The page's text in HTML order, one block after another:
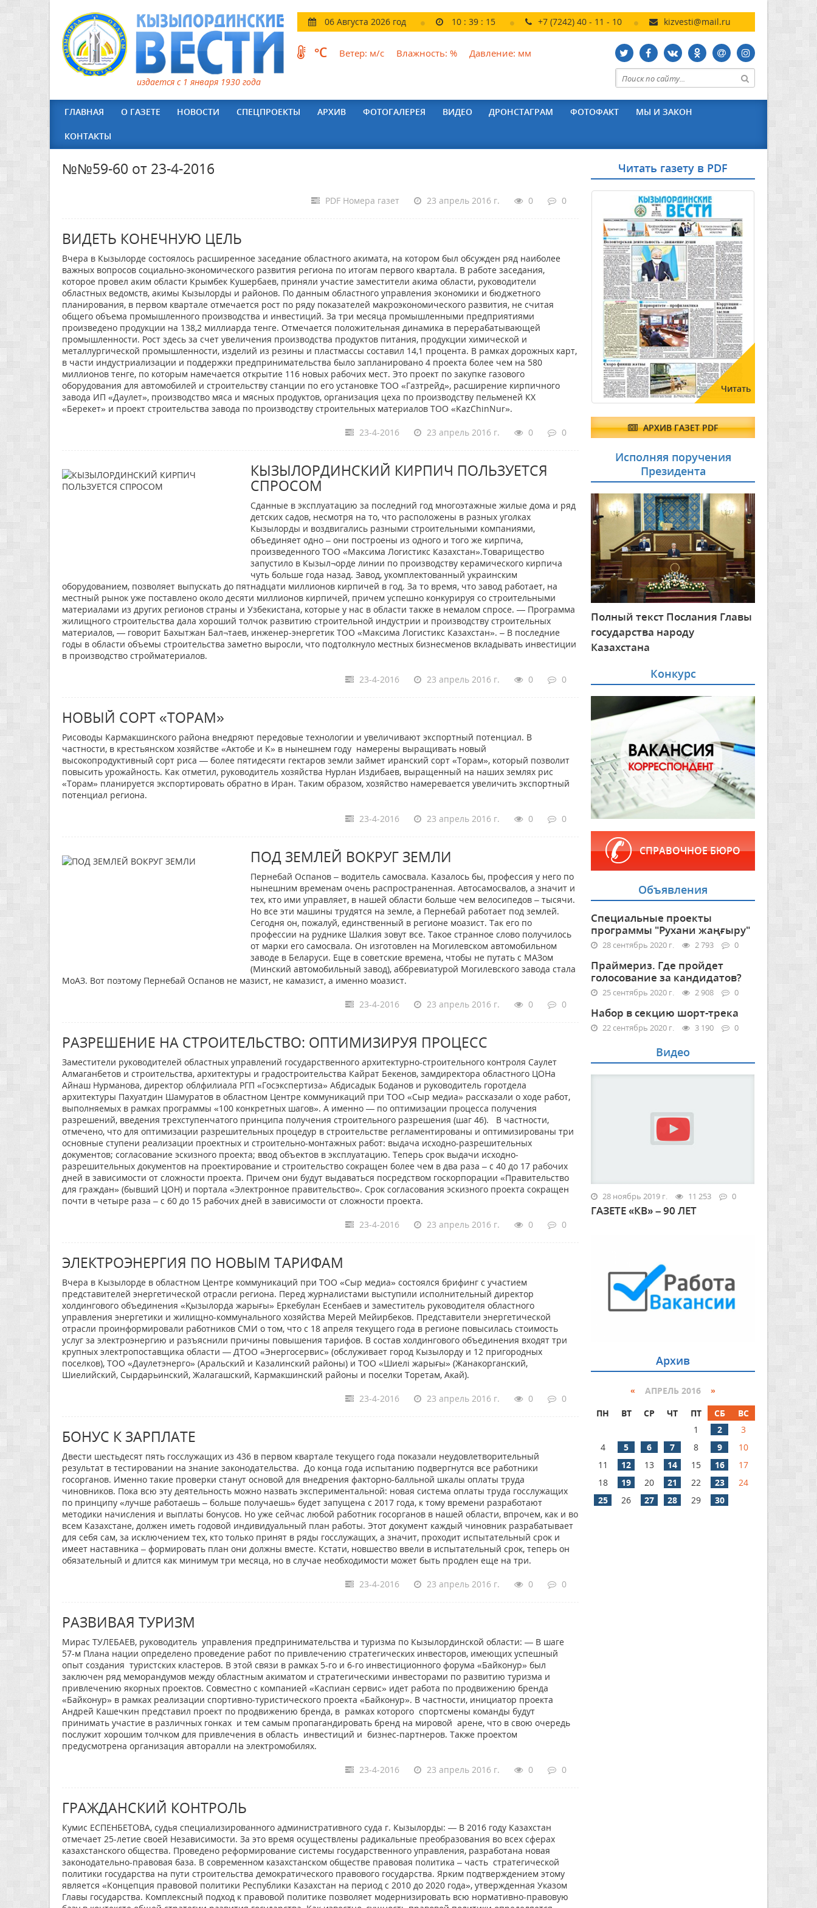
издается с 1 января 1930 года
06 Августа 2026 год 10 : 39 : 16 +7 (7242) 40 - 11 - 10 kizvesti@mail.ru
°C Ветер: м/с Влажность: % Давление: мм
ГЛАВНАЯ О ГАЗЕТЕ НОВОСТИ СПЕЦПРОЕКТЫ АРХИВ ФОТОГАЛЕРЕЯ ВИДЕО ДРОНСТАГРАМ ФОТОФАКТ МЫ И ЗАКОН
КОНТАКТЫ
№№59-60 от 23-4-2016
PDF Номера газет 23 апрель 2016 г. 0 0
ВИДЕТЬ КОНЕЧНУЮ ЦЕЛЬ
Вчера в Кызылорде состоялось расширенное заседание областного акимата, на котором был обсужден ряд наиболее
важных вопросов социально-экономического развития региона по итогам первого квартала. В работе заседания,
которое провел аким области Крымбек Кушербаев, приняли участие заместители акима области, руководители
областных ведомств, акимы Кызылорды и районов. По данным областного управления экономики и бюджетного
планирования, в первом квартале отмечается рост по ряду показателей макроэкономического развития, не считая
общего объема промышленного производства и инвестиций. За три месяца промышленными предприятиями
произведено продукции на 138,2 миллиарда тенге. Отмечается положительная динамика в перерабатывающей
промышленности. Рост здесь за счет увеличения производства продуктов питания, продукции химической и
металлургической промышленности, изделий из резины и пластмассы составил 14,1 процента. В рамках дорожных карт,
в части индустриализации и поддержки предпринимательства было запланировано 4 проекта более чем на 580
миллионов тенге, по которым намечается открытие 116 новых рабочих мест. Это проект по закупке газового
оборудования для автомобилей и строительству станции по его установке ТОО «Газтрейд», расширение кирпичного
завода ИП «Даулет», производство мяса и мясных продуктов, организация цеха по производству пельменей КХ
«Берекет» и проект строительства завода по производству строительных материалов ТОО «KazChinNur».
23-4-2016 23 апрель 2016 г. 0 0
КЫЗЫЛОРДИНСКИЙ КИРПИЧ ПОЛЬЗУЕТСЯ
СПРОСОМ
Сданные в эксплуатацию за последний год многоэтажные жилые дома и ряд
детских садов, несмотря на то, что расположены в разных уголках
Кызылорды и воздвигались разными строительными компаниями,
объединяет одно – они построены из одного и того же кирпича,
произведенного ТОО «Максима Логистикс Казахстан».Товарищество
запустило в Кызыл¬орде линии по производству керамического кирпича
чуть больше года назад. Завод, укомплектованный украинским
оборудованием, позволяет выпускать до пятнадцати миллионов кирпичей в год. За то время, что завод работает, на
местный рынок уже поставлено около десяти миллионов кирпичей, причем успешно конкурируя со строительными
материалами из других регионов страны и Узбекистана, которые у нас в области также в немалом спросе. — Программа
жилищного строительства дала хороший толчок развитию строительной индустрии и производству строительных
материалов, — говорит Бахытжан Бал¬таев, инженер-энергетик ТОО «Максима Логистикс Казахстан». – В последние
годы в области объемы строительства заметно выросли, что подтолкнуло местных бизнесменов вкладывать инвестиции
в производство стройматериалов.
23-4-2016 23 апрель 2016 г. 0 0
НОВЫЙ СОРТ «ТОРАМ»
Рисоводы Кармакшинского района внедряют передовые технологии и увеличивают экспортный потенциал. В
частности, в крестьянском хозяйстве «Актобе и К» в нынешнем году намерены выращивать новый
высокопродуктивный сорт риса — более пятидесяти гектаров земли займет иранский сорт «Торам», который позволит
повысить урожайность. Как отметил, руководитель хозяйства Нурлан Издибаев, выращенный на наших землях рис
«Торам» планируется экспортировать обратно в Иран. Таким образом, хозяйство намеревается увеличить экспортный
потенциал региона.
23-4-2016 23 апрель 2016 г. 0 0
ПОД ЗЕМЛЕЙ ВОКРУГ ЗЕМЛИ
Пернебай Оспанов – водитель самосвала. Казалось бы, профессия у него по
нынешним временам очень распространенная. Автосамосвалов, а значит и
тех, кто ими управляет, в нашей области больше чем велосипедов – тысячи.
Но все эти машины трудятся на земле, а Пернебай работает под землей.
Сегодня он, пожалуй, единственный в регионе моазист. Так его по
профессии на руднике Шалкия зовут все. Такое странное слово получилось
от марки его самосвала. Он изготовлен на Могилевском автомобильном
заводе в Беларуси. Еще в советские времена, чтобы не путать с МАЗом
(Минский автомобильный завод), аббревиатурой Могилевского завода стала
МоАЗ. Вот поэтому Пернебай Оспанов не мазист, не камазист, а именно моазист.
23-4-2016 23 апрель 2016 г. 0 0
РАЗРЕШЕНИЕ НА СТРОИТЕЛЬСТВО: ОПТИМИЗИРУЯ ПРОЦЕСС
Заместители руководителей областных управлений государственного архитектурно-строительного контроля Саулет
Алмаганбетов и строительства, архитектуры и градостроительства Кайрат Бекенов, замдиректора областного ЦОНа
Айнаш Нурманова, директор облфилиала РГП «Госэкспертиза» Абдисадык Боданов и руководитель горотдела
архитектуры Пахуатдин Шамуратов в областном Центре коммуникаций при ТОО «Сыр медиа» рассказали о ходе работ,
выполняемых в рамках программы «100 конкретных шагов». А именно — по оптимизации процесса получения
разрешений, введения трехступенчатого принципа получения строительного разрешения (шаг 46). В частности,
отмечено, что для оптимизации разрешительных процедур в строительстве регламентированы и оптимизированы три
основные ступени реализации проектных и строительно-монтажных работ: выдача исходно-разрешительных
документов; согласование эскизного проекта; ввод объектов в эксплуатацию. Теперь срок выдачи исходно-
разрешительных документов на проектирование и строительство сокращен более чем в два раза – с 40 до 17 рабочих
дней в зависимости от сложности проекта. Причем они будут выдаваться посредством госкорпорации «Правительство
для граждан» (бывший ЦОН) и портала «Электронное правительство». Срок согласования эскизного проекта сокращен
почти в четыре раза – с 60 до 15 рабочих дней в зависимости от сложности проекта.
23-4-2016 23 апрель 2016 г. 0 0
ЭЛЕКТРОЭНЕРГИЯ ПО НОВЫМ ТАРИФАМ
Вчера в Кызылорде в областном Центре коммуникаций при ТОО «Сыр медиа» состоялся брифинг с участием
представителей энергетической отрасли региона. Перед журналистами выступили исполнительный директор
холдингового объединения «Қызылорда жарығы» Еркебулан Есенбаев и заместитель руководителя областного
управления энергетики и жилищно-коммунального хозяйства Мерей Мейирбеков. Представители энергетической
отрасли проинформировали работников СМИ о том, что с 18 апреля текущего года в регионе повысилась стоимость
услуг за электроэнергию и разъяснили причины повышения тарифов. В состав холдингового объединения входят три
крупных электропоставщика области — ДТОО «Энергосервис» (обслуживает город Кызылорду и 12 пригородных
поселков), ТОО «Даулетэнерго» (Аральский и Казалинский районы) и ТОО «Шиелі жарығы» (Жанакорганский,
Шиелийский, Сырдарьинский, Жалагашский, Кармакшинский районы и поселки Торетам, Акай).
23-4-2016 23 апрель 2016 г. 0 0
БОНУС К ЗАРПЛАТЕ
Двести шестьдесят пять госслужащих из 436 в первом квартале текущего года показали неудовлетворительный
результат в тестировании на знание законодательства. До конца года испытанию подвергнутся все работники
госорганов. Именно такие проверки станут основой для внедрения факторно-балльной шкалы оплаты труда
чиновников. Пока всю эту деятельность можно назвать экспериментальной: новая система оплаты труда госслужащих
по принципу «лучше работаешь – больше получаешь» будет запущена с 2017 года, к тому времени разработают
методики начисления и выплаты бонусов. Но уже сейчас любой работник госорганов в нашей области, впрочем, как и во
всем Казахстане, должен иметь годовой индивидуальный план работы. Этот документ каждый чиновник разрабатывает
для себя сам, за исключением тех, кто только принят в ряды госслужащих, а значит, проходит испытательный срок и
имеет наставника – формировать план они должны вместе. Кстати, новшество ввели в испытательный срок, теперь он
обязательный и длится как минимум три месяца, но в случае необходимости может быть продлен еще на три.
23-4-2016 23 апрель 2016 г. 0 0
РАЗВИВАЯ ТУРИЗМ
Мирас ТУЛЕБАЕВ, руководитель управления предпринимательства и туризма по Кызылординской области: — В шаге
57-м Плана нации определено проведение работ по привлечению стратегических инвесторов, имеющих успешный
опыт создания туристских кластеров. В этой связи в рамках 5-го и 6-го инвестиционного форума «Байконур» был
заключен ряд меморандумов между областным акиматом и стратегическими инвесторами по развитию туризма и
привлечению якорных проектов. Совместно с компанией «Каспиан сервис» идет работа по продвижению бренда
«Байконур» в рамках реализации спортивно-туристического проекта «Байконур». В частности, инициатор проекта
Андрей Кашечкин представил проект по продвижению бренда, в рамках которого спортсмены команды будут
принимать участие в различных гонках и тем самым пропагандировать бренд на мировой арене, что в свою очередь
послужит хорошим толчком для привлечения в область инвестиций и бизнес-партнеров. Также проектом
предусмотрена организация авторалли на электромобилях.
23-4-2016 23 апрель 2016 г. 0 0
ГРАЖДАНСКИЙ КОНТРОЛЬ
Кумис ЕСПЕНБЕТОВА, судья специализированного административного суда г. Кызылорды: — В 2016 году Казахстан
отмечает 25-летие своей Независимости. За это время осуществлены радикальные преобразования во всех сферах
казахстанского общества. Проведено реформирование системы государственного управления, разработана новая
законодательно-правовая база. В современном казахстанском обществе правовая политика – часть стратегической
политики государства на пути строительства демократического правового государства. Ярким подтверждением этому
является «Концепция правовой политики Республики Казахстан на период с 2010 до 2020 года», утвержденная Указом
Главы государства. Комплексный подход к правовой политике позволяет модернизировать всю нормативно-правовую
Читать газету в PDF
Читать
АРХИВ ГАЗЕТ PDF
Исполняя поручения
Президента
Полный текст Послания Главы
государства народу
Казахстана
Конкурс
СПРАВОЧНОЕ БЮРО
Объявления
Специальные проекты
программы "Рухани жаңғыру"
28 сентябрь 2020 г. 2 793 0
Праймериз. Где пройдет
голосование за кандидатов?
25 сентябрь 2020 г. 2 908 0
Набор в секцию шорт-трека
22 сентябрь 2020 г. 3 190 0
Видео
28 ноябрь 2019 г. 11 253 0
ГАЗЕТЕ «КВ» – 90 ЛЕТ
Архив
« АПРЕЛЬ 2016 »
ПН
ВТ СР ЧТ ПТ СБ
ВС
1
2
3
4
5 6 7 8 9
10
11
12 13 14 15 16
17
18
19 20 21 22 23
24
25
26 27 28 29 30